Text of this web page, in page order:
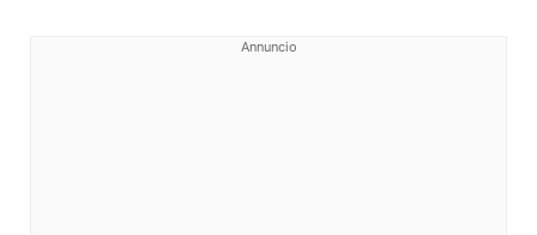
Annuncio